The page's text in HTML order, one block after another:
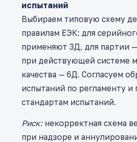
испытаний
Выбираем типовую схему
правилам ЕЭК: для
применяют 3Д, для партии
при действующей системе
качества — 6Д. Согласуем
испытаний по регламенту
стандартам испытаний.
Риск:некорректная схема
при надзоре и